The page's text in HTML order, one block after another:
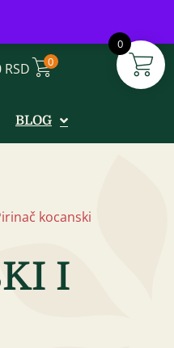
0
RSD 0
BLOG
kocanski
I